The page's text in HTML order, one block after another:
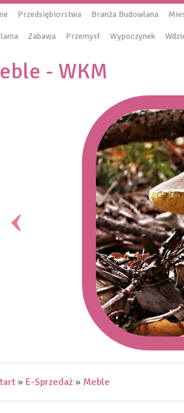
Przedsiębiorstwa Branża Budowlana
Zabawa Przemysł Wypoczynek
- WKM
» E-Sprzedaż » Meble